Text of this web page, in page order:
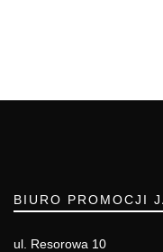
BIURO PROMOCJI
ul. Resorowa 10